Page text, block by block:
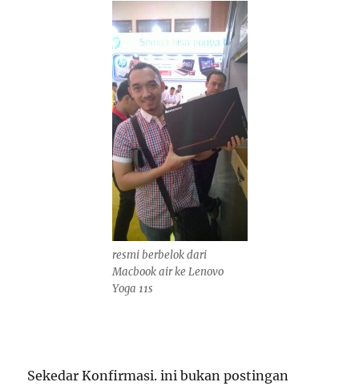
resmi berbelok dari
Macbook air ke Lenovo
Yoga 11s
Sekedar Konfirmasi. ini bukan postingan